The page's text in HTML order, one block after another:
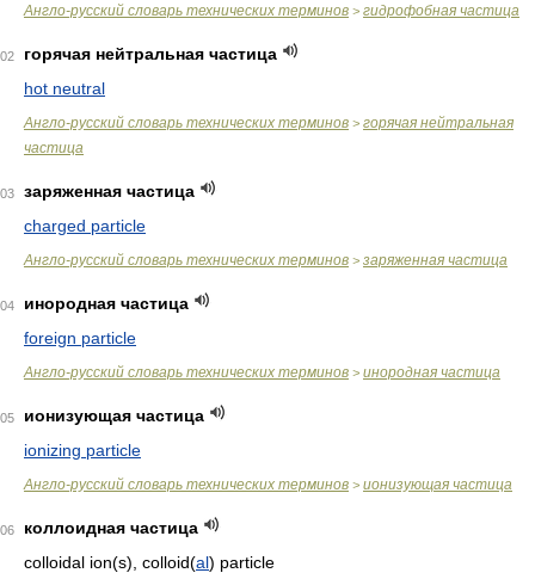
Англо-русский словарь технических терминов > гидрофобная частица
горячая нейтральная частица
hot neutral
Англо-русский словарь технических терминов > горячая нейтральная
частица
заряженная частица
charged particle
Англо-русский словарь технических терминов > заряженная частица
инородная частица
foreign particle
Англо-русский словарь технических терминов > инородная частица
ионизующая частица
ionizing particle
Англо-русский словарь технических терминов > ионизующая частица
коллоидная частица
colloidal ion(s), colloid(al) particle